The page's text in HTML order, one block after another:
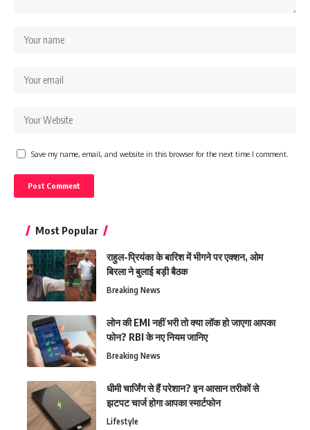
Save my name, email, and website in this browser for the next time I comment.
Most Popular
राहुल-प्रियंका के बारिश में भीगने पर एक्शन, ओम
बिरला ने बुलाई बड़ी बैठक
Breaking News
लोन की EMI नहीं भरी तो क्या लॉक हो जाएगा आपका
फोन? RBI के नए नियम जानिए
Breaking News
धीमी चार्जिंग से हैं परेशान? इन आसान तरीकों से
झटपट चार्ज होगा आपका स्मार्टफोन
Lifestyle